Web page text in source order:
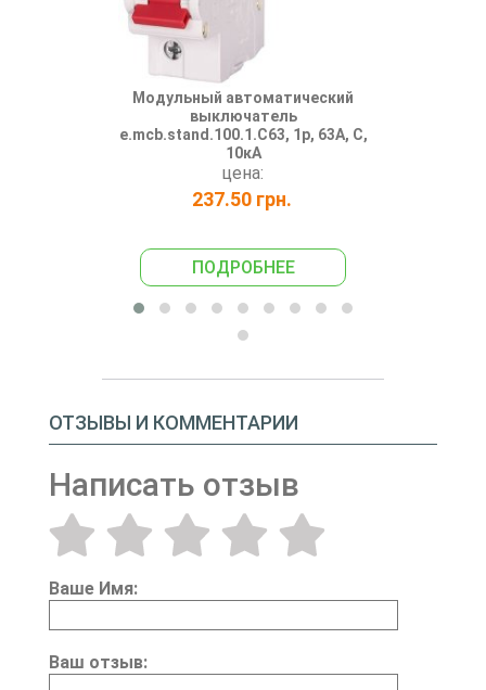
Модульный автоматический
выключатель
e.mcb.stand.100.1.C63, 1р, 63А, C,
10кА
цена:
237.50 грн.
ПОДРОБНЕЕ
ОТЗЫВЫ И КОММЕНТАРИИ
Написать отзыв
Ваше Имя:
Ваш отзыв: